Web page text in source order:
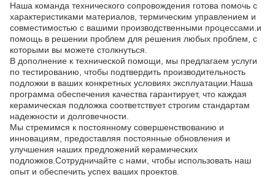
Наша команда технического сопровождения готова помочь с
характеристиками материалов, термическим управлением и
совместимостью с вашими производственными процессами.и
помощь в решении проблем для решения любых проблем, с
которыми вы можете столкнуться.
В дополнение к технической помощи, мы предлагаем услуги
по тестированию, чтобы подтвердить производительность
подложки в ваших конкретных условиях эксплуатации.Наша
программа обеспечения качества гарантирует, что каждая
керамическая подложка соответствует строгим стандартам
надежности и долговечности.
Мы стремимся к постоянному совершенствованию и
инновациям, предоставляя постоянные обновления и
улучшения наших предложений керамических
подложков.Сотрудничайте с нами, чтобы использовать наш
опыт и обеспечить успех ваших проектов.